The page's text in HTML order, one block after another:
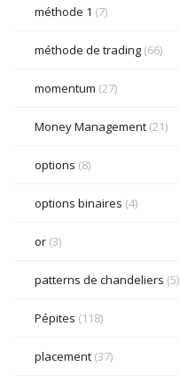
méthode 1 (7)
méthode de trading (66)
momentum (27)
Money Management (21)
options (8)
options binaires (4)
or (3)
patterns de chandeliers (5)
Pépites (118)
placement (37)